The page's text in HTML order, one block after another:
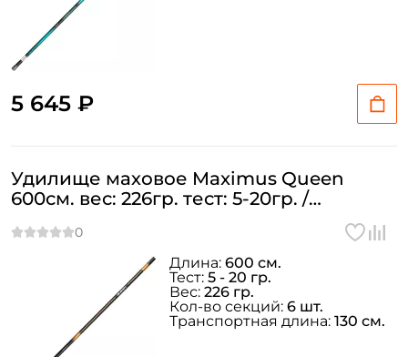
5 645 ₽
Удилище маховое Maximus Queen
600см. вес: 226гр. тест: 5-20гр. /
Длина: 600 см.
Тест: 5 - 20 гр.
Вес: 226 гр.
Кол-во секций: 6 шт.
Транспортная длина: 130 см.